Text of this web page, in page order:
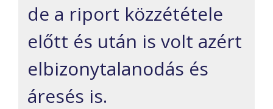
de a riport közzététele
előtt és után is volt azért
elbizonytalanodás és
áresés is.